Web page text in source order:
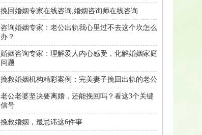
挽回婚姻专家在线咨询,婚姻咨询师在线咨询
咨询婚姻专家：老公出轨我心里过不去这个坎怎么
办？
婚姻咨询专家：理解爱人内心感受，化解婚姻家庭
问题
挽救婚姻机构精彩案例：完美妻子挽回出轨的老公
老公老婆坚决要离婚，还能挽回吗？看这3个关键
信号
挽救婚姻，最忌讳这6件事